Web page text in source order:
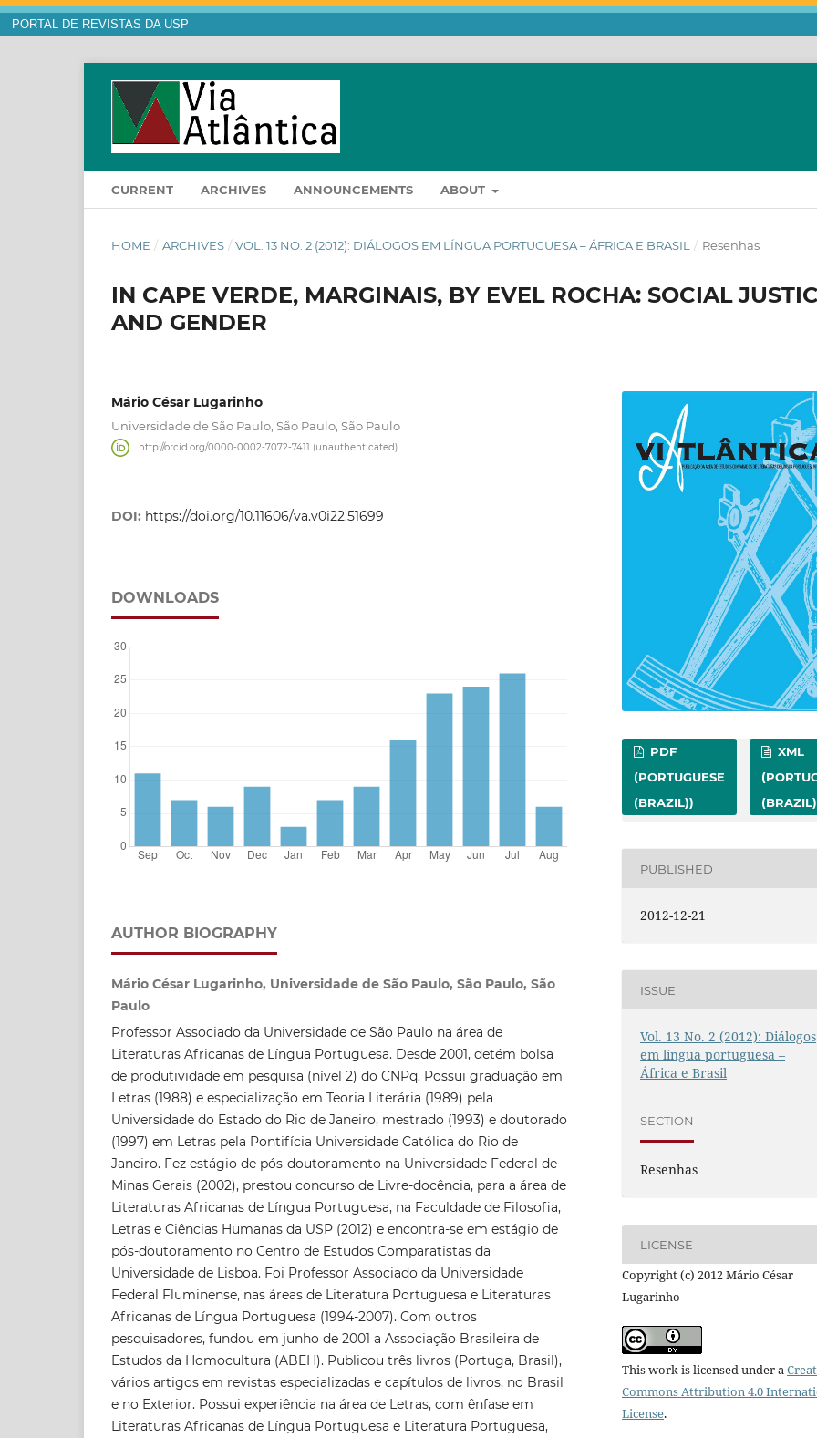
PORTAL DE REVISTAS DA USP
CURRENT ARCHIVES ANNOUNCEMENTS ABOUT
HOME / ARCHIVES / VOL. 13 NO. 2 (2012): DIÁLOGOS EM LÍNGUA PORTUGUESA – ÁFRICA E BRASIL / Resenhas
IN CAPE VERDE, MARGINAIS, BY EVEL ROCHA: SOCIAL
AND GENDER
Mário César Lugarinho
Universidade de São Paulo, São Paulo, São Paulo
http://orcid.org/0000-0002-7072-7411 (unauthenticated)
DOI: https://doi.org/10.11606/va.v0i22.51699
DOWNLOADS
AUTHOR BIOGRAPHY
Mário César Lugarinho, Universidade de São Paulo, São Paulo, São
Paulo
Professor Associado da Universidade de São Paulo na área de
Literaturas Africanas de Língua Portuguesa. Desde 2001, detém bolsa
de produtividade em pesquisa (nível 2) do CNPq. Possui graduação em
Letras (1988) e especialização em Teoria Literária (1989) pela
Universidade do Estado do Rio de Janeiro, mestrado (1993) e doutorado
(1997) em Letras pela Pontifícia Universidade Católica do Rio de
Janeiro. Fez estágio de pós-doutoramento na Universidade Federal de
Minas Gerais (2002), prestou concurso de Livre-docência, para a área de
Literaturas Africanas de Língua Portuguesa, na Faculdade de Filosofia,
Letras e Ciências Humanas da USP (2012) e encontra-se em estágio de
pós-doutoramento no Centro de Estudos Comparatistas da
Universidade de Lisboa. Foi Professor Associado da Universidade
Federal Fluminense, nas áreas de Literatura Portuguesa e Literaturas
Africanas de Língua Portuguesa (1994-2007). Com outros
pesquisadores, fundou em junho de 2001 a Associação Brasileira de
Estudos da Homocultura (ABEH). Publicou três livros (Portuga, Brasil),
vários artigos em revistas especializadas e capítulos de livros, no Brasil
e no Exterior. Possui experiência na área de Letras, com ênfase em
Literaturas Africanas de Língua Portuguesa e Literatura Portuguesa,
PDF
(PORTUGUESE
(BRAZIL))
XML
PUBLISHED
2012-12-21
ISSUE
Vol. 13 No. 2 (2012): Diálogos
em língua portuguesa –
África e Brasil
SECTION
Resenhas
LICENSE
Copyright (c) 2012 Mário César
Lugarinho
This work is licensed under a
Commons Attribution 4.0
License.